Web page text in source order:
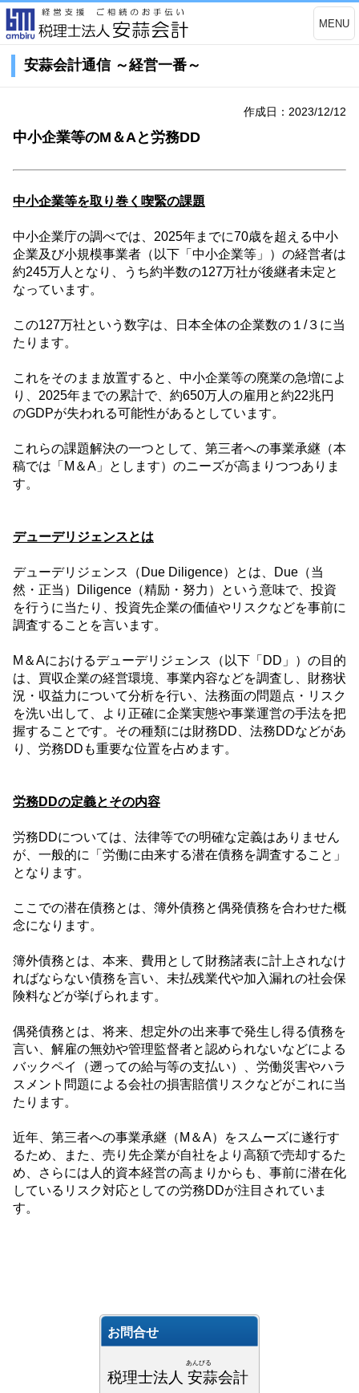
MENU
安蒜会計通信 ～経営一番～
作成日：2023/12/12
中小企業等のM＆Aと労務DD
中小企業等を取り巻く喫緊の課題
中小企業庁の調べでは、 2025年までに70歳を超える中小
企業及び小規模事業者（以下「中小企業等」）の経営者は
約245万人となり、うち約半数の127万社が後継者未定と
なっています。
この127万社という数字は、日本全体の企業数の１ /３に当
たります。
これをそのまま放置すると、中小企業等の廃業の急増によ
り、 2025年までの累計で、約650万人の雇用と約22兆円
のGDPが失われる可能性があるとしています。
これらの課題解決の一つとして、第三者への事業承継（本
稿では「 M ＆A 」とします）のニーズが高まりつつありま
す。
デューデリジェンスとは
デューデリジェンス（ Due Diligence）とは、 Due （当
然・正当）
Diligence （精励・努力）という意味で、投資
を行うに当たり、投資先企業の価値やリスクなどを事前に
調査することを言います。
M ＆Aにおけるデューデリジェンス（以下「 DD 」）の目的
は、買収企業の経営環境、事業内容などを調査し、財務状
況・収益力について分析を行い、法務面の問題点・リスク
を洗い出して、より正確に企業実態や事業運営の手法を把
握することです。その種類には財務DD 、法務DDなどがあ
り、労務DD も重要な位置を占めます。
労務DDの定義とその内容
労務DDについては、法律等での明確な定義はありません
が、一般的に「労働に由来する潜在債務を調査すること」
となります。
ここでの潜在債務とは、簿外債務と偶発債務を合わせた概
念になります。
簿外債務とは、本来、費用として財務諸表に計上されなけ
ればならない債務を言い、未払残業代や加入漏れの社会保
険料などが挙げられます。
偶発債務とは、将来、想定外の出来事で発生し得る債務を
言い、解雇の無効や管理監督者と認められないなどによる
バックペイ（遡っての給与等の支払い）、労働災害やハラ
スメント問題による会社の損害賠償リスクなどがこれに当
たります。
近年、第三者への事業承継（ M ＆A）をスムーズに遂行す
るため、また、売り先企業が自社をより高額で売却するた
め、さらには人的資本経営の高まりからも、事前に潜在化
しているリスク対応としての労務DDが注目されていま
す。
お問合せ
あんびる
税理士法人 安蒜会計